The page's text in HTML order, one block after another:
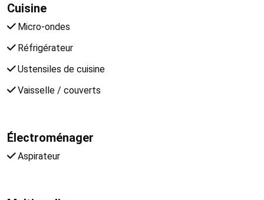
Cuisine
Micro-ondes
Réfrigérateur
Ustensiles de cuisine
Vaisselle / couverts
Électroménager
Aspirateur